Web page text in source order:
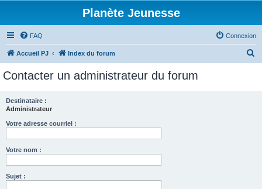
Planète Jeunesse
FAQ Connexion
Accueil PJ Index du forum
Contacter un administrateur du forum
Destinataire :
Administrateur
Votre adresse courriel :
Votre nom :
Sujet :